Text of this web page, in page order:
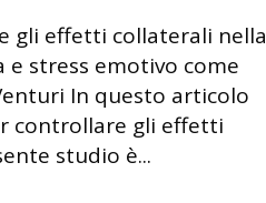
gli effetti collaterali nella
stress emotivo come
In questo articolo
controllare gli effetti
studio è...